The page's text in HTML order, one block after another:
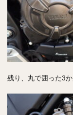
残り、丸で囲った3か